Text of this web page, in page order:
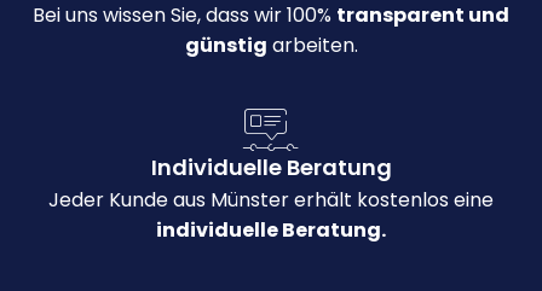
Bei uns wissen Sie, dass wir 100% transparent und
günstig arbeiten.
Individuelle Beratung
Jeder Kunde aus Münster erhält kostenlos eine
individuelle Beratung.